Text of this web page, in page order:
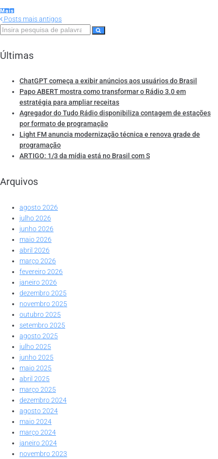
Mais
Posts mais antigos
Últimas
ChatGPT começa a exibir anúncios aos usuários do Brasil
Papo ABERT mostra como transformar o Rádio 3.0 em
estratégia para ampliar receitas
Agregador do Tudo Rádio disponibiliza contagem de estações
por formato de programação
Light FM anuncia modernização técnica e renova grade de
programação
ARTIGO: 1/3 da mídia está no Brasil com S
Arquivos
agosto 2026
julho 2026
junho 2026
maio 2026
abril 2026
março 2026
fevereiro 2026
janeiro 2026
dezembro 2025
novembro 2025
outubro 2025
setembro 2025
agosto 2025
julho 2025
junho 2025
maio 2025
abril 2025
março 2025
dezembro 2024
agosto 2024
maio 2024
março 2024
janeiro 2024
novembro 2023